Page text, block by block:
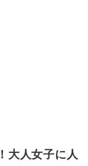
大人女子に人